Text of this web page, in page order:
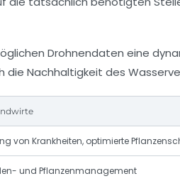
Drohnendaten eine
die Nachhaltigkeit des
von Krankheiten, optimierte
und Pflanzenmanagement